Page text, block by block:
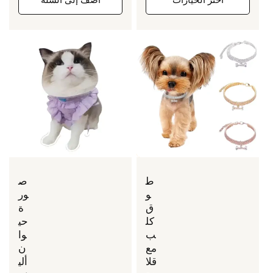
ص
ور
ة
حي
وا
ن
ألي
ط
و
ق
كل
ب
مع
قلا